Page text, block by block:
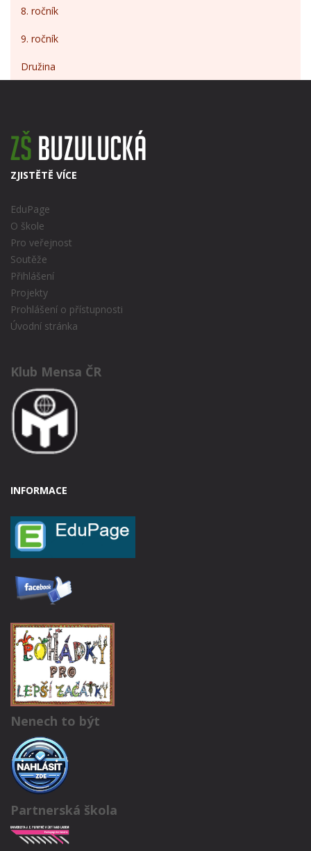
8. ročník
9. ročník
Družina
ZJISTĚTĚ VÍCE
EduPage
O škole
Pro veřejnost
Soutěže
Přihlášení
Projekty
Prohlášení o přístupnosti
Úvodní stránka
Klub Mensa ČR
INFORMACE
Nenech to být
Partnerská škola